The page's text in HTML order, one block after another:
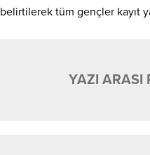
belirtilerek tüm gençler kayıt
YAZI ARASI